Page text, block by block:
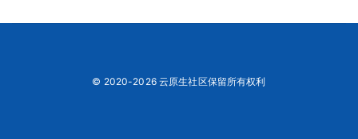
© 2020-2026 云原生社区保留所有权利